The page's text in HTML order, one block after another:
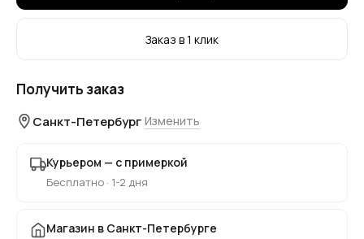
Заказ в 1 клик
Получить заказ
Санкт-Петербург Изменить
Курьером — с примеркой
Бесплатно · 1-2 дня
Магазин в Санкт-Петербурге